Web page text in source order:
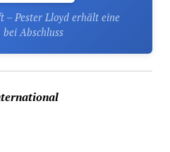
Pester Lloyd erhält eine
bei Abschluss